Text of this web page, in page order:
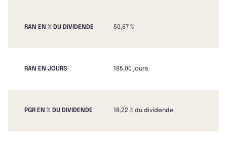
RAN EN % DU DIVIDENDE 50,67 %
RAN EN JOURS 185,00 jours
PGR EN % DU DIVIDENDE 18,22 % du dividende